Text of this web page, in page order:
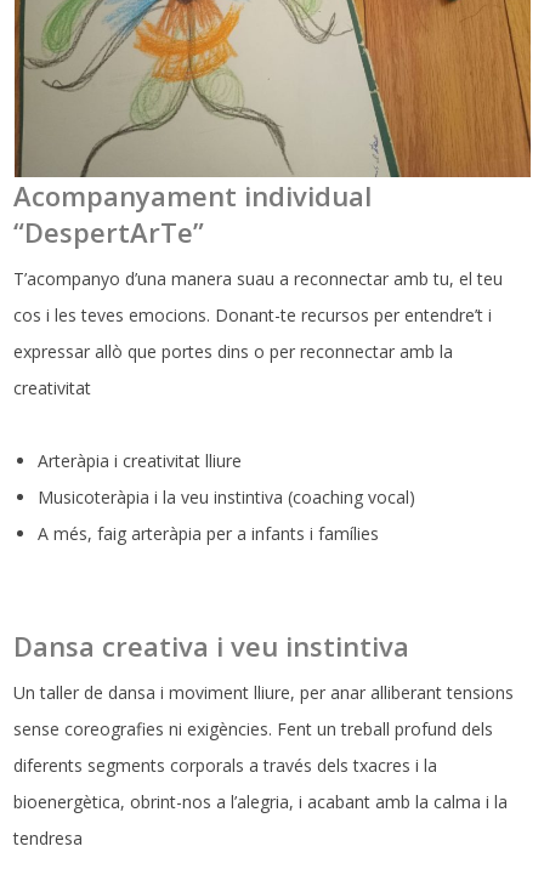
Acompanyament individual
“DespertArTe”
T’acompanyo d’una manera suau a reconnectar amb tu, el teu
cos i les teves emocions. Donant-te recursos per entendre’t i
expressar allò que portes dins o per reconnectar amb la
creativitat
Arteràpia i creativitat lliure
Musicoteràpia i la veu instintiva (coaching vocal)
A més, faig arteràpia per a infants i famílies
Dansa creativa i veu instintiva
Un taller de dansa i moviment lliure, per anar alliberant tensions
sense coreografies ni exigències. Fent un treball profund dels
diferents segments corporals a través dels txacres i la
bioenergètica, obrint-nos a l’alegria, i acabant amb la calma i la
tendresa